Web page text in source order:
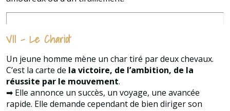
VII – Le Chariot
Un jeune homme mène un char tiré par deux chevaux.
C’est la carte de la victoire, de l’ambition, de la
réussite par le mouvement.
➡ Elle annonce un succès, un voyage, une avancée
rapide. Elle demande cependant de bien diriger son